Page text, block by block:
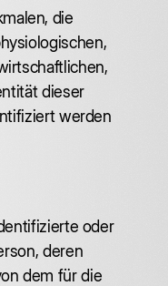
die
dieser
werden
oder
deren
dem für die